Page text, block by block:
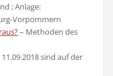
; Anlage:
Vorpommern
– Methoden des
sind auf der